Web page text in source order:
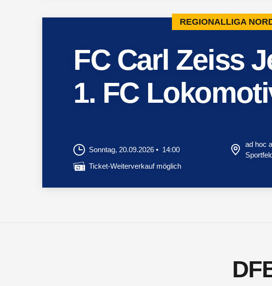
REGIONALLIGA
FC Carl Zeiss
1. FC
Sonntag, 20.09.2026 14:00
ad hoc
Ticket-Weiterverkauf möglich